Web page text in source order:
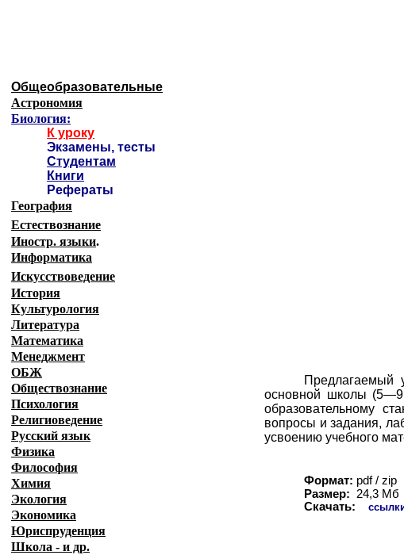
Предлагаемый
основной школы (5—9
образовательному
вопросы и задания,
усвоению учебного
Формат: pdf / zip
Размер:
24,3 Мб
Скачать:
Общеобразовательные
Астрономия
Биология:
К уроку
Экзамены, тесты
Студентам
Книги
Рефераты
География
Естествознание
Иностр. языки.
Информатика
Искусствоведение
История
Культурология
Литература
Математика
Менеджмент
ОБЖ
Обществознание
Психология
Религиоведение
Русский язык
Физика
Философия
Химия
Экология
Экономика
Юриспруденция
Школа - и др.